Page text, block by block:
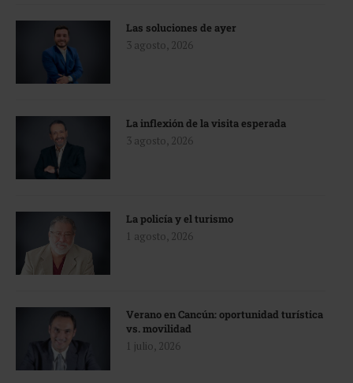
Las soluciones de ayer
3 agosto, 2026
La inflexión de la visita esperada
3 agosto, 2026
La policía y el turismo
1 agosto, 2026
Verano en Cancún: oportunidad turística
vs. movilidad
1 julio, 2026